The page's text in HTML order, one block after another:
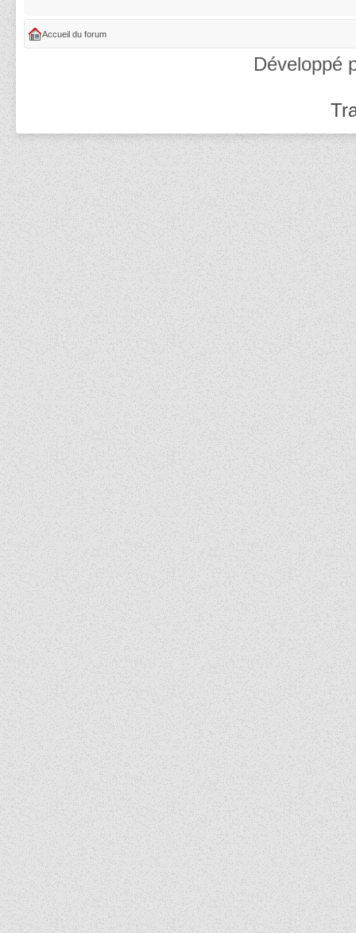
Accueil du forum
Développé